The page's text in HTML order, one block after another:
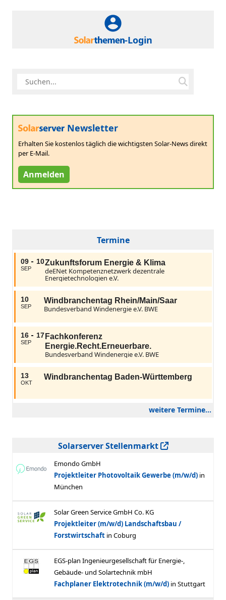
-Login
Newsletter
Erhalten Sie kostenlos täglich die wichtigsten Solar-News direkt
per E-Mail.
Anmelden
Termine
09
SEP
10Zukunftsforum Energie & Klima
deENet Kompetenznetzwerk dezentrale
Energietechnologien e.V.
10
SEP
Windbranchentag Rhein/Main/Saar
Bundesverband Windenergie e.V. BWE
16
SEP
17 Fachkonferenz
Energie.Recht.Erneuerbare.
Bundesverband Windenergie e.V. BWE
13
OKT
Windbranchentag Baden-Württemberg
weitere Termine...
Solarserver Stellenmarkt